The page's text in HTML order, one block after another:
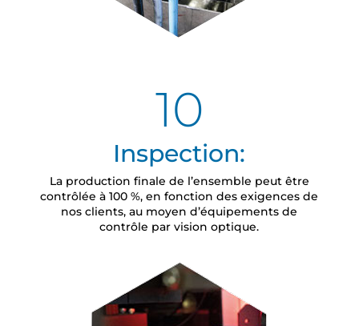
10
Inspection:
La production finale de l’ensemble peut être
contrôlée à 100 %, en fonction des exigences de
nos clients, au moyen d’équipements de
contrôle par vision optique.